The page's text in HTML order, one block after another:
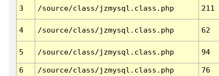
3 /source/class/jzmysql.class.php 211
4 /source/class/jzmysql.class.php 62
5 /source/class/jzmysql.class.php 94
6 /source/class/jzmysql.class.php 76